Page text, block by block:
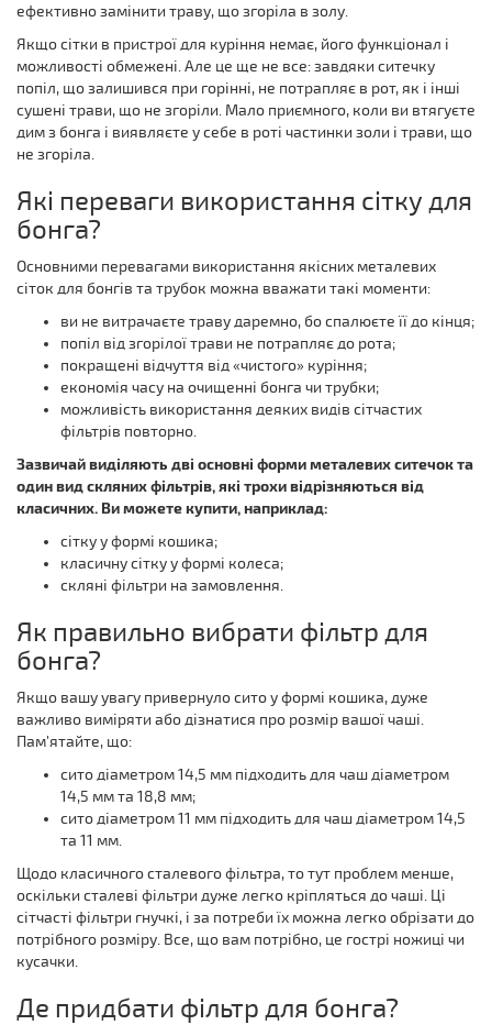
ефективно замінити траву, що згоріла в золу.
Якщо сітки в пристрої для куріння немає, його функціонал і
можливості обмежені. Але це ще не все: завдяки ситечку
попіл, що залишився при горінні, не потрапляє в рот, як і інші
сушені трави, що не згоріли. Мало приємного, коли ви втягуєте
дим з бонга і виявляєте у себе в роті частинки золи і трави, що
не згоріла.
Які переваги використання сітку для
бонга?
Основними перевагами використання якісних металевих
сіток для бонгів та трубок можна вважати такі моменти:
ви не витрачаєте траву даремно, бо спалюєте її до кінця;
попіл від згорілої трави не потрапляє до рота;
покращені відчуття від «чистого» куріння;
економія часу на очищенні бонга чи трубки;
можливість використання деяких видів сітчастих
фільтрів повторно.
Зазвичай виділяють дві основні форми металевих ситечок та
один вид скляних фільтрів, які трохи відрізняються від
класичних. Ви можете купити, наприклад:
сітку у формі кошика;
класичну сітку у формі колеса;
скляні фільтри на замовлення.
Як правильно вибрати фільтр для
бонга?
Якщо вашу увагу привернуло сито у формі кошика, дуже
важливо виміряти або дізнатися про розмір вашої чаші.
Пам'ятайте, що:
сито діаметром 14,5 мм підходить для чаш діаметром
14,5 мм та 18,8 мм;
сито діаметром 11 мм підходить для чаш діаметром 14,5
та 11 мм.
Щодо класичного сталевого фільтра, то тут проблем менше,
оскільки сталеві фільтри дуже легко кріпляться до чаші. Ці
сітчасті фільтри гнучкі, і за потреби їх можна легко обрізати до
потрібного розміру. Все, що вам потрібно, це гострі ножиці чи
кусачки.
Де придбати фільтр для бонга?